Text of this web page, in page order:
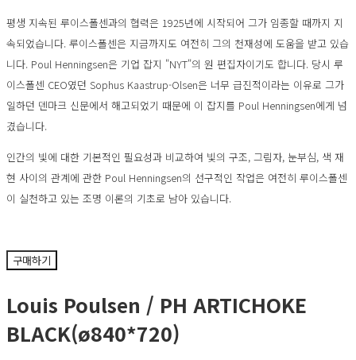
평생 지속된 루이스폴센과의 협력은 1925년에 시작되어 그가 임종할 때까지 지
속되었습니다. 루이스폴센은 지금까지도 여전히 그의 천재성에 도움을 받고 있습
니다. Poul Henningsen은 기업 잡지 "NYT"의 원 편집자이기도 합니다. 당시 루
이스폴센 CEO였던 Sophus Kaastrup-Olsen은 너무 급진적이라는 이유로 그가
일하던 덴마크 신문에서 해고되었기 때문에 이 잡지를 Poul Henningsen에게 넘
겼습니다.
인간의 빛에 대한 기본적인 필요성과 비교하여 빛의 구조, 그림자, 눈부심, 색 재
현 사이의 관계에 관한 Poul Henningsen의 선구적인 작업은 여전히 루이스폴센
이 실천하고 있는 조명 이론의 기초로 남아 있습니다.
구매하기
Louis Poulsen / PH ARTICHOKE
BLACK(ø840*720)